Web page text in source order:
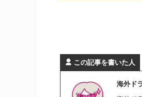
この記事を書いた人
海外ド